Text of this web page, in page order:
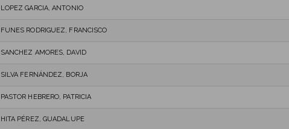
LOPEZ GARCIA, ANTONIO
FUNES RODRIGUEZ, FRANCISCO
SANCHEZ AMORES, DAVID
SILVA FERNÁNDEZ, BORJA
PASTOR HEBRERO, PATRICIA
HITA PÉREZ, GUADALUPE